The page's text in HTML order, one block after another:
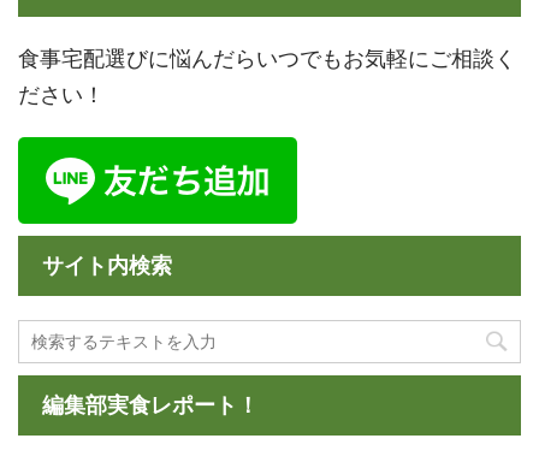
食事宅配選びに悩んだらいつでもお気軽にご相談く
ださい！
サイト内検索
編集部実食レポート！